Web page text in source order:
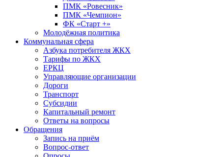
ПМК «Ровесник»
ПМК «Чемпион»
ФК «Старт +»
Молодёжная политика
Коммунальная сфера
Азбука потребителя ЖКХ
Тарифы по ЖКХ
ЕРКЦ
Управляющие организации
Дороги
Транспорт
Субсидии
Капитальный ремонт
Ответы на вопросы
Обращения
Запись на приём
Вопрос-ответ